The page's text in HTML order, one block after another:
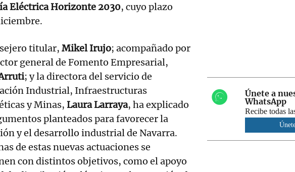
Eléctrica Horizonte 2030, cuyo plazo
titular,Mikel Irujo; acompañado por
general de Fomento Empresarial,
; y la directora del servicio de
Industrial, Infraestructuras
y Minas,Laura Larraya, ha explicado
planteados para favorecer la
y el desarrollo industrial de Navarra.
de estas nuevas actuaciones se
con distintos objetivos, como el apoyo
Únete a
WhatsApp
Recibe todas